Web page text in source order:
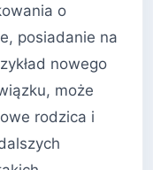
o
posiadanie na
nowego
może
rodzica i